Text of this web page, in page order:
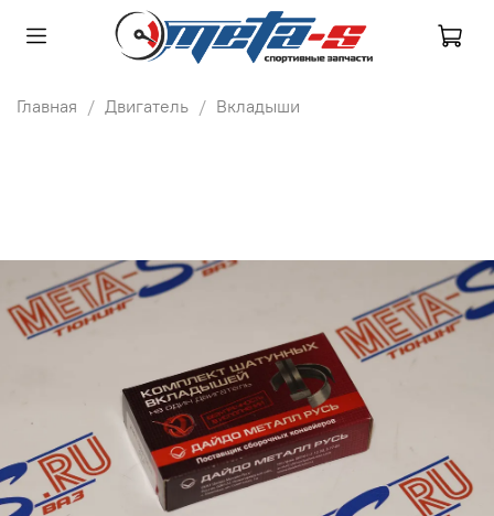
Главная Двигатель Вкладыши